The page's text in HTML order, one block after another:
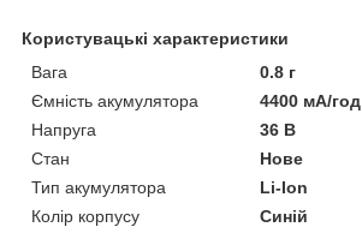
Користувацькі характеристики
Вага
0.8 г
Ємність акумулятора
4400 мА/год
Напруга
36 В
Стан
Нове
Тип акумулятора
Li-Ion
Колір корпусу
Синій